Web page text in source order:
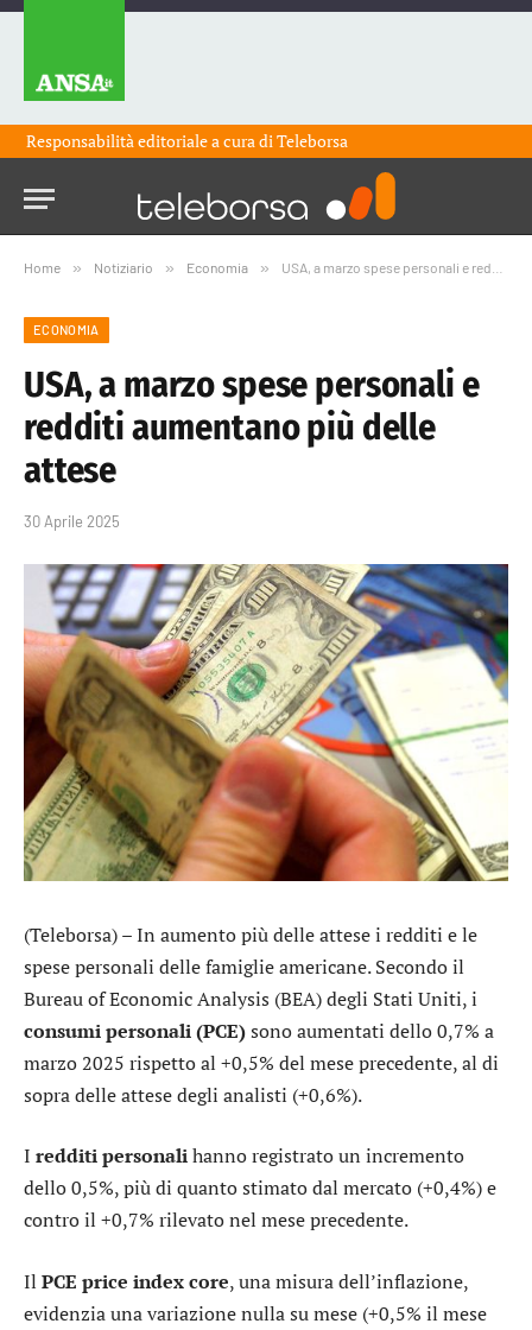
Responsabilità editoriale a cura diTeleborsa
Home » Notiziario » Economia » USA, a marzo spese personali e redditi aumentano più delle attese
ECONOMIA
USA, a marzo spese personali e
redditi aumentano più delle
attese
30 Aprile 2025
(Teleborsa) – In aumento più delle attese i redditi e le
spese personali delle famiglie americane. Secondo il
Bureau of Economic Analysis (BEA) degli Stati Uniti, i
consumi personali (PCE)sono aumentati dello 0,7% a
marzo 2025 rispetto al +0,5% del mese precedente, al di
sopra delle attese degli analisti (+0,6%).
I redditi personalihanno registrato un incremento
dello 0,5%, più di quanto stimato dal mercato (+0,4%) e
contro il +0,7% rilevato nel mese precedente.
Il PCE price index core, una misura dell’inflazione,
evidenzia una variazione nulla su mese (+0,5% il mese